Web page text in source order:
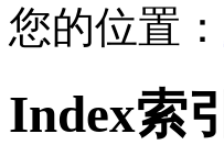
您的位置：
Index索引